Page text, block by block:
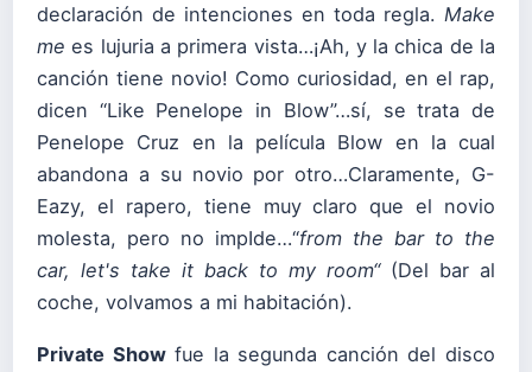
declaración de intenciones en toda regla. Make
me es lujuria a primera vista…¡Ah, y la chica de la
canción tiene novio! Como curiosidad, en el rap,
dicen “Like Penelope in Blow”…sí, se trata de
Penelope Cruz en la película Blow en la cual
abandona a su novio por otro…Claramente, G-
Eazy, el rapero, tiene muy claro que el novio
molesta, pero no impIde…“from the bar to the
car, let's take it back to my room“(Del bar al
coche, volvamos a mi habitación).
Private Showfue la segunda canción del disco